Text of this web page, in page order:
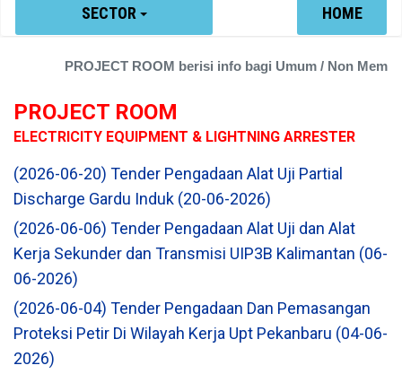
SECTOR HOME
PROJECT ROOM berisi info bagi Umum / Non
PROJECT ROOM
ELECTRICITY EQUIPMENT & LIGHTNING ARRESTER
(2026-06-20) Tender Pengadaan Alat Uji Partial
Discharge Gardu Induk (20-06-2026)
(2026-06-06) Tender Pengadaan Alat Uji dan Alat
Kerja Sekunder dan Transmisi UIP3B Kalimantan (06-
06-2026)
(2026-06-04) Tender Pengadaan Dan Pemasangan
Proteksi Petir Di Wilayah Kerja Upt Pekanbaru (04-06-
2026)